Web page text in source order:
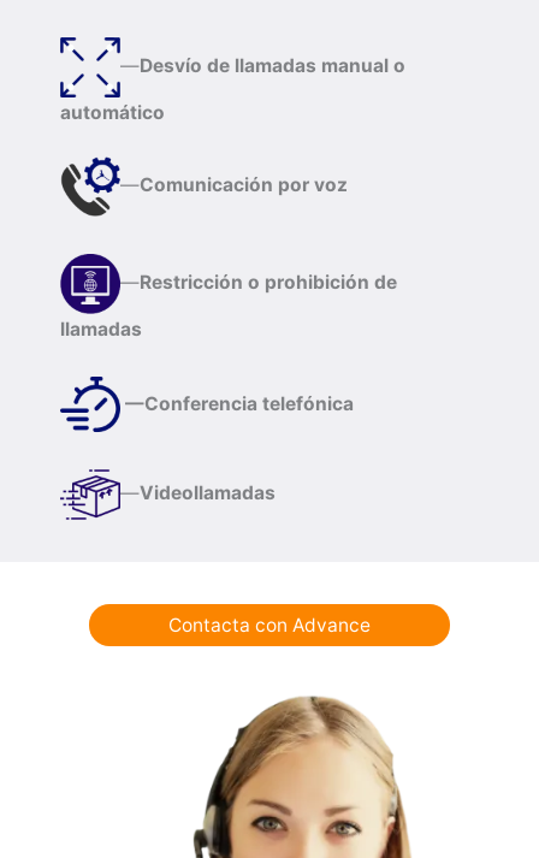
—Desvío de llamadas manual o
automático
—Comunicación por voz
—Restricción o prohibición de
llamadas
—Conferencia telefónica
—Videollamadas
Contacta con Advance